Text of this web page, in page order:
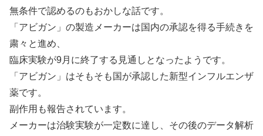
無条件で認めるのもおかしな話です。
「アビガン」の製造メーカーは国内の承認を得る手続きを
粛々と進め、
臨床実験が9月に終了する見通しとなったようです。
「アビガン」はそもそも国が承認した新型インフルエンザ
薬です。
副作用も報告されています。
メーカーは治験実験が一定数に達し、その後のデータ解析